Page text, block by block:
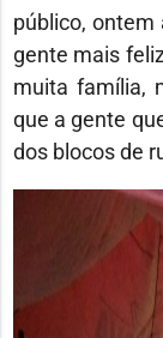
público, ontem
gente mais
muita família,
que a gente
dos blocos de